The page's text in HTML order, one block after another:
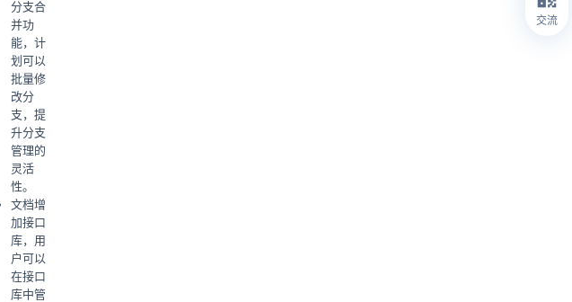
分支合
并功
能，计
划可以
批量修
改分
支，提
升分支
管理的
灵活
性。
文档增
加接口
库，用
户可以
在接口
库中管
交流